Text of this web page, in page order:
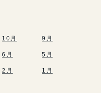
10月 9月
6月 5月
2月 1月